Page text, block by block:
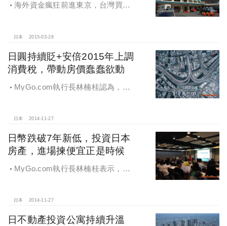
海外資金瘋狂前進東京，台灣買主
日本 2015-03-28
日圓持續貶+安倍2015年上調
消費稅，帶動房價蠢蠢欲動
MyGo.com執行長林楠桂認為，日
日本 2014-11-27
日幣跌破7年新低，投資日本
房產，進場揀便宜正是時候
MyGo.com執行長林楠桂表示，本
日本 2014-11-27
日不動產投資公寓持續升溫